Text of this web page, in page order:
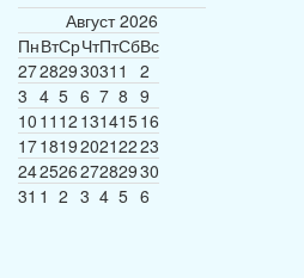
Август 2026
ПнВтСрЧтПтСбВс
2728293031 1
2
3 4 5 6 7 8 9
10 11 12 13141516
17181920212223
24252627282930
31 1 2 3 4 5 6